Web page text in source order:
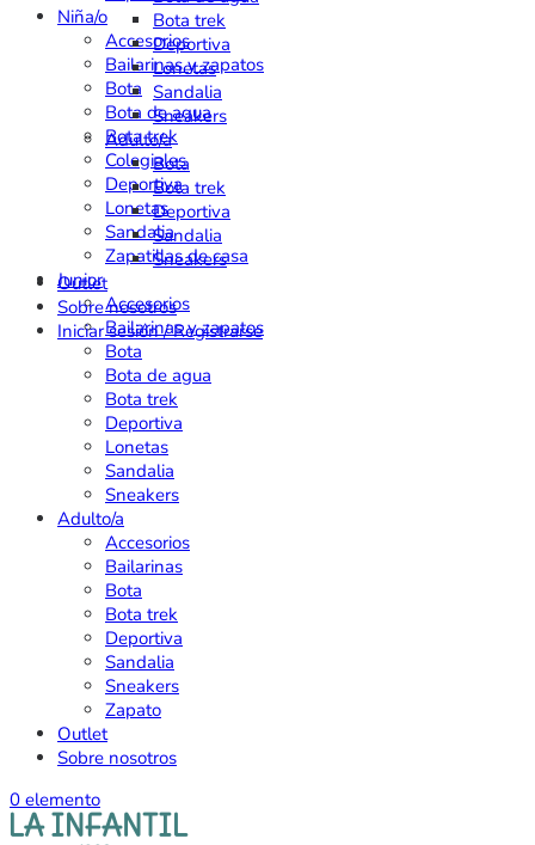
Niña/o
Accesorios
Bailarinas y zapatos
Bota
Bota de agua
Bota trek
Colegiales
Deportiva
Lonetas
Sandalia
Zapatillas de casa
Junior
Accesorios
Bailarinas y zapatos
Bota
Bota de agua
Bota trek
Deportiva
Lonetas
Sandalia
Sneakers
Adulto/a
Accesorios
Bailarinas
Bota
Bota trek
Deportiva
Sandalia
Sneakers
Zapato
Outlet
Sobre nosotros
0 elemento
Bota trek
Deportiva
Lonetas
Sandalia
Sneakers
Adulto/a
Bota
Bota trek
Deportiva
Sandalia
Sneakers
Outlet
Sobre nosotros
Iniciar sesión / Registrarse